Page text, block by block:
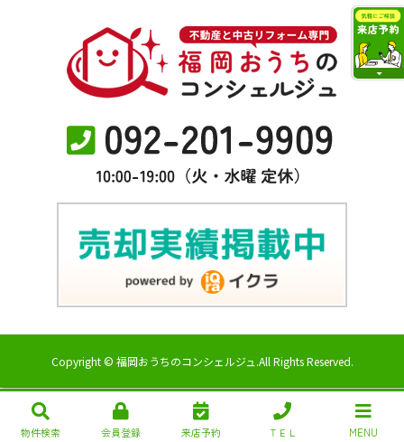
物件検索 会員登録 来店予約 ＴＥＬ MENU
Copyright © 福岡おうちのコンシェルジュ.All Rights Reserved.